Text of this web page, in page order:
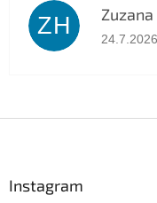
ZH Az
24.7.2026
Instagram